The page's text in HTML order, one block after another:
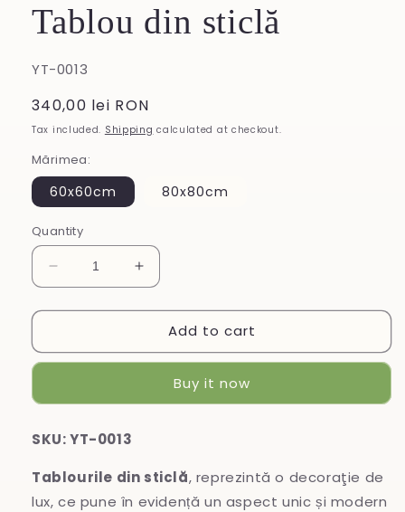
Tablou din sticlă
SKU:
YT-0013
Regular
price
340,00 lei RON
Tax included. Shipping calculated at checkout.
Mărimea:
60x60cm 80x80cm
Quantity
Decrease
quantity
for
din
sticlă
Increase
quantity
for
Tablou
din
sticlă
Add to cart
Buy it now
SKU: YT-0013
Tablourile din sticlă, reprezintă o decoraţie de
lux, ce pune în evidență un aspect unic și modern